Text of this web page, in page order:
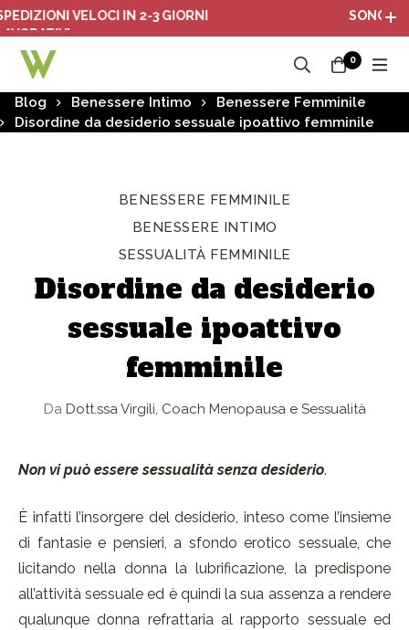
VELOCI IN 2-3 GIORNI
SONO ATTIVI
0
Blog Benessere Intimo
Benessere Femminile
Disordine da desiderio sessuale ipoattivo femminile
BENESSERE FEMMINILE
BENESSERE INTIMO
SESSUALITÀ FEMMINILE
Disordine da desiderio
sessuale ipoattivo
femminile
DaDott.ssa Virgili, Coach Menopausa e Sessualità
Non vi può essere sessualità senza desiderio.
È infatti l’insorgere del desiderio, inteso come l’insieme
di fantasie e pensieri, a sfondo erotico sessuale, che
licitando nella donna la lubrificazione, la predispone
all’attività sessuale ed è quindi la sua assenza a rendere
qualunque donna refrattaria al rapporto sessuale ed